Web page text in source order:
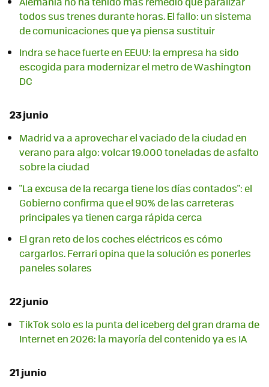
todos sus trenes durante horas. El fallo: un sistema
de comunicaciones que ya piensa sustituir
Indra se hace fuerte en EEUU: la empresa ha sido
escogida para modernizar el metro de Washington
DC
23 junio
Madrid va a aprovechar el vaciado de la ciudad en
verano para algo: volcar 19.000 toneladas de asfalto
sobre la ciudad
"La excusa de la recarga tiene los días contados": el
Gobierno confirma que el 90% de las carreteras
principales ya tienen carga rápida cerca
El gran reto de los coches eléctricos es cómo
cargarlos. Ferrari opina que la solución es ponerles
paneles solares
22 junio
TikTok solo es la punta del iceberg del gran drama de
Internet en 2026: la mayoría del contenido ya es IA
21 junio